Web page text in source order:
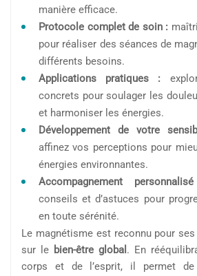
manière efficace.
Protocole complet de soin :
pour réaliser des séances de
différents besoins.
Applications pratiques :
concrets pour soulager les
et harmoniser les énergies.
Développement de votre
affinez vos perceptions pour
énergies environnantes.
Accompagnement
conseils et d’astuces pour
en toute sérénité.
Le magnétisme est reconnu pour
sur le bien-être global . En
corps et de l’esprit, il permet de